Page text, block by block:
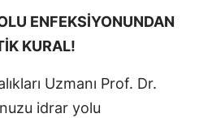
ENFEKSİYONUNDAN
KURAL!
Uzmanı Prof. Dr.
idrar yolu